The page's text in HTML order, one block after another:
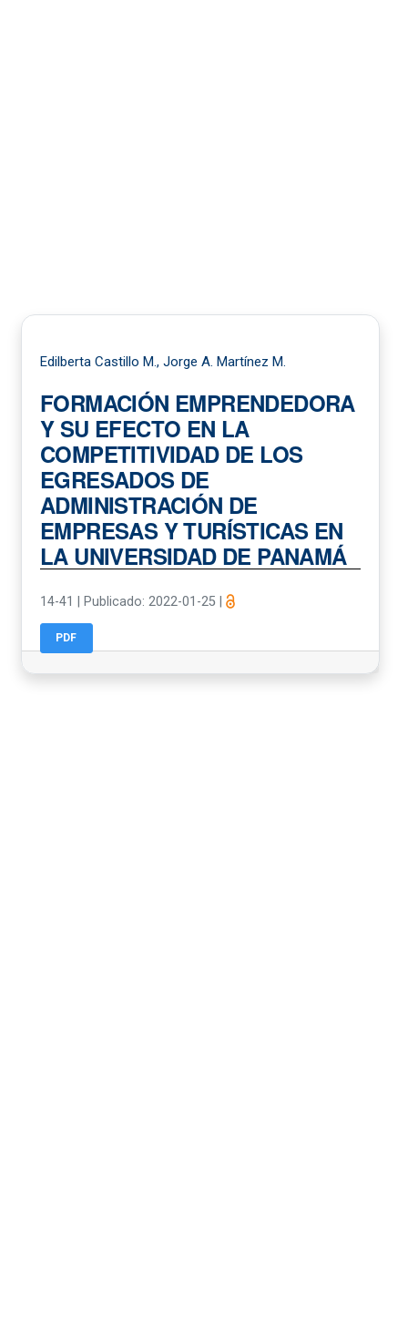
Edilberta Castillo M., Jorge A. Martínez M.
FORMACIÓN EMPRENDEDORA
Y SU EFECTO EN LA
COMPETITIVIDAD DE LOS
EGRESADOS DE
ADMINISTRACIÓN DE
EMPRESAS Y TURÍSTICAS EN
LA UNIVERSIDAD DE PANAMÁ
14-41 Publicado: 2022-01-25
PDF